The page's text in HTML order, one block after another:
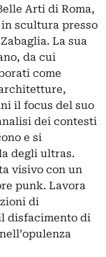
Arti di Roma,
scultura presso
La sua
da cui
come
il focus del suo
dei contesti
e si
degli ultras.
visivo con un
punk. Lavora
di
disfacimento di